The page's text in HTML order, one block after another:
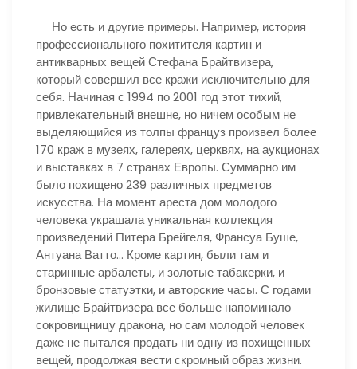
Но есть и другие примеры. Например, история
профессионального похитителя картин и
антикварных вещей Стефана Брайтвизера,
который совершил все кражи исключительно для
себя. Начиная с 1994 по 2001 год этот тихий,
привлекательный внешне, но ничем особым не
выделяющийся из толпы француз произвел более
170 краж в музеях, галереях, церквях, на аукционах
и выставках в 7 странах Европы. Суммарно им
было похищено 239 различных предметов
искусства. На момент ареста дом молодого
человека украшала уникальная коллекция
произведений Питера Брейгеля, Франсуа Буше,
Антуана Ватто… Кроме картин, были там и
старинные арбалеты, и золотые табакерки, и
бронзовые статуэтки, и авторские часы. С годами
жилище Брайтвизера все больше напоминало
сокровищницу дракона, но сам молодой человек
даже не пытался продать ни одну из похищенных
вещей, продолжая вести скромный образ жизни.